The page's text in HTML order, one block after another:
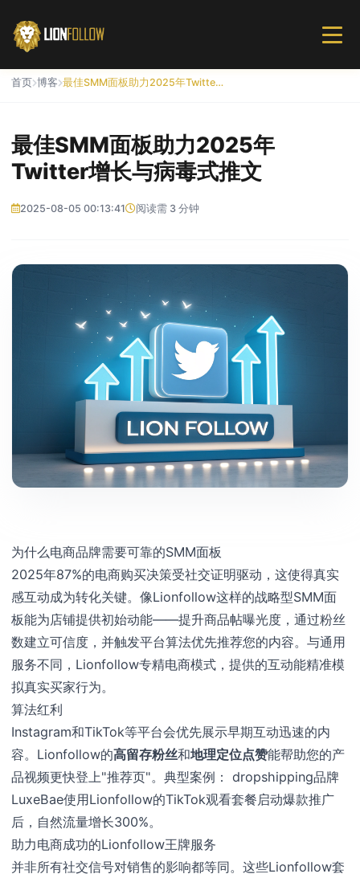
首页 博客 最佳SMM面板助力2025年Twitter增长与病毒式推文
最佳SMM面板助力2025年
Twitter增长与病毒式推文
2025-08-05 00:13:41 阅读需 3 分钟
为什么电商品牌需要可靠的SMM面板
2025年87%的电商购买决策受社交证明驱动，这使得真实
感互动成为转化关键。像Lionfollow这样的战略型SMM面
板能为店铺提供初始动能——提升商品帖曝光度，通过粉丝
数建立可信度，并触发平台算法优先推荐您的内容。与通用
服务不同，Lionfollow专精电商模式，提供的互动能精准模
拟真实买家行为。
算法红利
Instagram和TikTok等平台会优先展示早期互动迅速的内
容。Lionfollow的高留存粉丝和地理定位点赞能帮助您的产
品视频更快登上"推荐页"。典型案例： dropshipping品牌
LuxeBae使用Lionfollow的TikTok观看套餐启动爆款推广
后，自然流量增长300%。
助力电商成功的Lionfollow王牌服务
并非所有社交信号对销售的影响都等同。这些Lionfollow套